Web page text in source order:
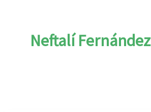
Neftalí Fernández